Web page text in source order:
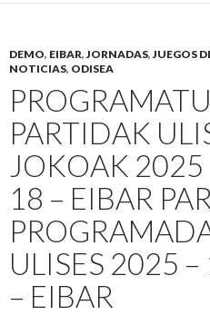
DEMO, EIBAR, JORNADAS, JUEGOS
NOTICIAS, ODISEA
PARTIDAK
JOKOAK 2025
18 – EIBAR
ULISES 2025
– EIBAR